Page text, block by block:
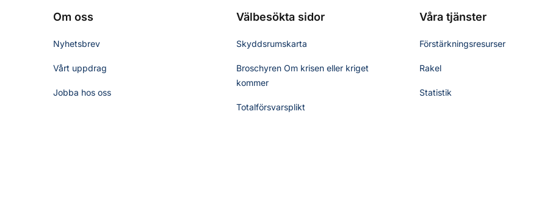
Om oss
Nyhetsbrev
Vårt uppdrag
Jobba hos oss
Välbesökta sidor
Skyddsrumskarta
Broschyren Om krisen eller kriget
kommer
Totalförsvarsplikt
Våra tjänster
Förstärkningsresurser
Rakel
Statistik